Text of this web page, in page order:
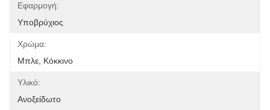
Εφαρμογή:
Υποβρύχιος
Χρώμα:
Μπλε, Κόκκινο
Υλικό:
Ανοξείδωτο